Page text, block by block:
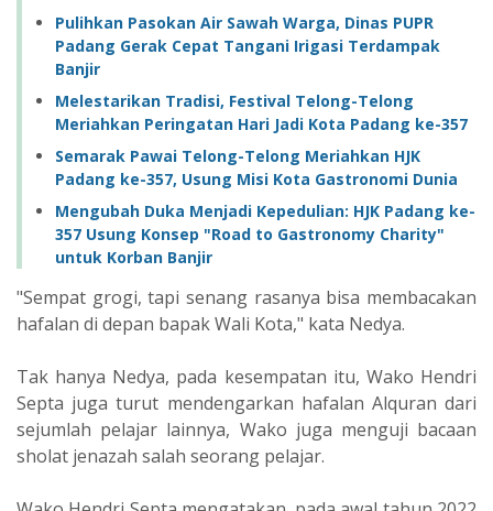
Pulihkan Pasokan Air Sawah Warga, Dinas PUPR
Padang Gerak Cepat Tangani Irigasi Terdampak
Banjir
Melestarikan Tradisi, Festival Telong-Telong
Meriahkan Peringatan Hari Jadi Kota Padang ke-357
Semarak Pawai Telong-Telong Meriahkan HJK
Padang ke-357, Usung Misi Kota Gastronomi Dunia
Mengubah Duka Menjadi Kepedulian: HJK Padang ke-
357 Usung Konsep "Road to Gastronomy Charity"
untuk Korban Banjir
"Sempat grogi, tapi senang rasanya bisa membacakan
hafalan di depan bapak Wali Kota," kata Nedya.
Tak hanya Nedya, pada kesempatan itu, Wako Hendri
Septa juga turut mendengarkan hafalan Alquran dari
sejumlah pelajar lainnya, Wako juga menguji bacaan
sholat jenazah salah seorang pelajar.